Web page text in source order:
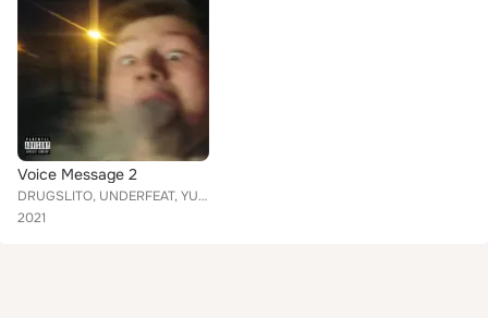
Voice Message 2
DRUGSLITO, UNDERFEAT, YUNG XANAX, Black Jack, YARO$LUV
2021